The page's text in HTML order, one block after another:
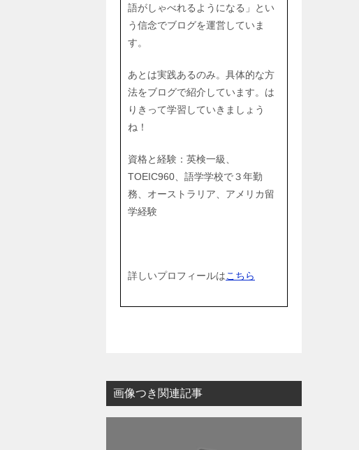
語がしゃべれるようになる」とい
う信念でブログを運営していま
す。
あとは実践あるのみ。具体的な方
法をブログで紹介しています。は
りきって学習していきましょう
ね！
資格と経験：英検一級、
TOEIC960、語学学校で３年勤
務、オーストラリア、アメリカ留
学経験
詳しいプロフィールはこちら
画像つき関連記事